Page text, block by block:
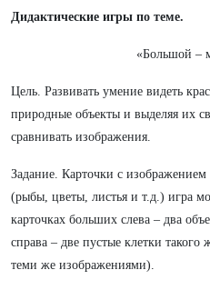
Дидактические игры по теме.
«Большой –
Цель. Развивать умение видеть
природные объекты и выделяя их
сравнивать изображения.
Задание. Карточки с
(рыбы, цветы, листья и т.д.) игра
карточках больших слева – два
справа – две пустые клетки такого
теми же изображениями).